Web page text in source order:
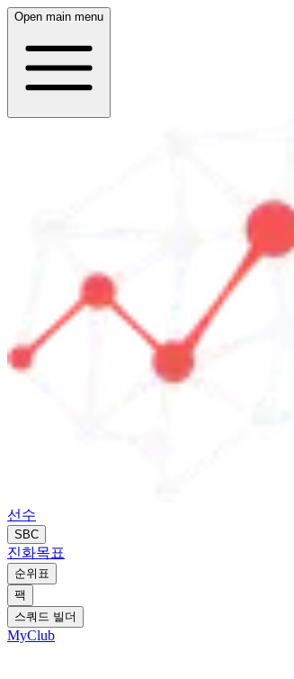
Open main menu
선수
SBC
진화목표
순위표
팩
스쿼드 빌더
MyClub